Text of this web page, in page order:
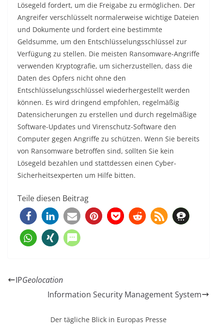
Lösegeld fordert, um die Freigabe zu ermöglichen. Der
Angreifer verschlüsselt normalerweise wichtige Dateien
und Dokumente und fordert eine bestimmte
Geldsumme, um den Entschlüsselungsschlüssel zur
Verfügung zu stellen. Die meisten Ransomware-Angriffe
verwenden Kryptografie, um sicherzustellen, dass die
Daten des Opfers nicht ohne den
Entschlüsselungsschlüssel wiederhergestellt werden
können. Es wird dringend empfohlen, regelmäßig
Datensicherungen zu erstellen und durch regelmäßige
Software-Updates und Virenschutz-Software den
Computer gegen Angriffe zu schützen. Wenn Sie bereits
von Ransomware betroffen sind, sollten Sie kein
Lösegeld bezahlen und stattdessen einen Cyber-
Sicherheitsexperten um Hilfe bitten.
Teile diesen Beitrag
IPGeolocation
Information Security Management System
Der tägliche Blick in Europas Presse